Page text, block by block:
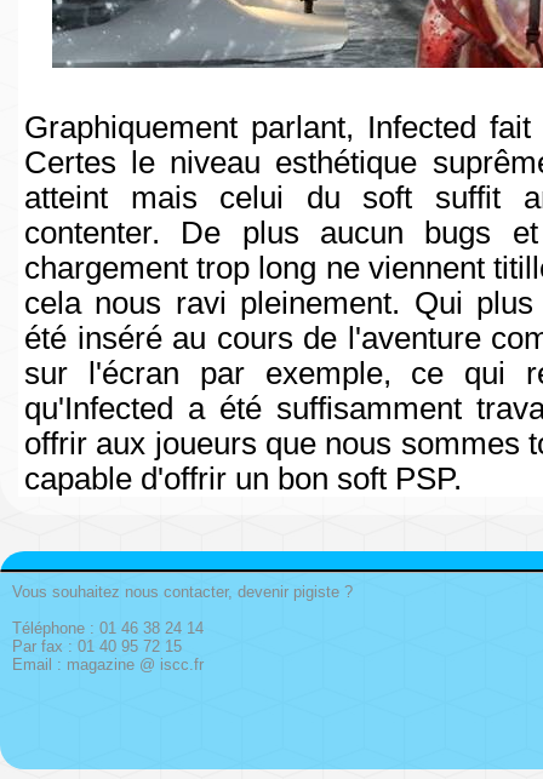
Graphiquement parlant, Infected
Certes le niveau esthétique
atteint mais celui du soft suffit
contenter. De plus aucun bugs
chargement trop long ne viennent
cela nous ravi pleinement. Qui
été inséré au cours de l'aventure
sur l'écran par exemple, ce qui
qu'Infected a été suffisamment
offrir aux joueurs que nous sommes
capable d'offrir un bon soft PSP.
Vous souhaitez nous contacter, devenir pigiste ?
Téléphone : 01 46 38 24 14
Par fax : 01 40 95 72 15
Email : magazine @ iscc.fr